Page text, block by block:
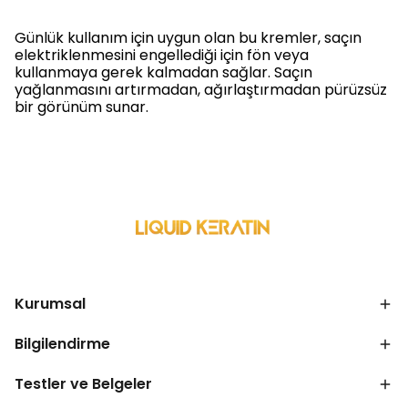
Günlük kullanım için uygun olan bu kremler, saçın
elektriklenmesini engellediği için fön veya
kullanmaya gerek kalmadan sağlar. Saçın
yağlanmasını artırmadan, ağırlaştırmadan pürüzsüz
bir görünüm sunar.
Kurumsal
Bilgilendirme
Testler ve Belgeler